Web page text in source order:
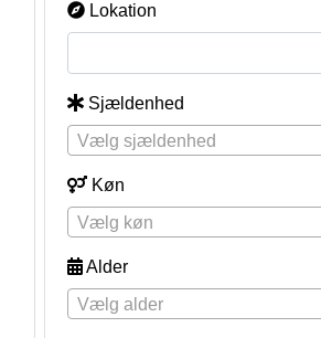
Lokation
Sjældenhed
Vælg sjældenhed
Køn
Vælg køn
Alder
Vælg alder